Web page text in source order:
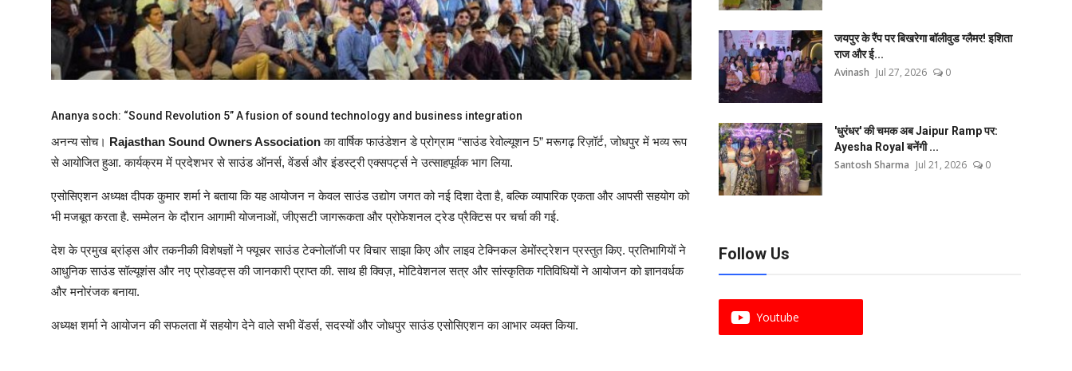
Hindi
Ananya soch: “Sound Revolution 5” A fusion of sound technology and business integration
अनन्य सोच। Rajasthan Sound Owners Associationका वार्षिक फाउंडेशन डे प्रोग्राम “साउंड रेवोल्यूशन 5” मरूगढ़ रिज़ॉर्ट, जोधपुर में भव्य रूप
से आयोजित हुआ. कार्यक्रम में प्रदेशभर से साउंड ऑनर्स, वेंडर्स और इंडस्ट्री एक्सपर्ट्स ने उत्साहपूर्वक भाग लिया.
एसोसिएशन अध्यक्ष दीपक कुमार शर्मा ने बताया कि यह आयोजन न केवल साउंड उद्योग जगत को नई दिशा देता है, बल्कि व्यापारिक एकता और आपसी सहयोग को
भी मजबूत करता है. सम्मेलन के दौरान आगामी योजनाओं, जीएसटी जागरूकता और प्रोफेशनल ट्रेड प्रैक्टिस पर चर्चा की गई.
देश के प्रमुख ब्रांड्स और तकनीकी विशेषज्ञों ने फ्यूचर साउंड टेक्नोलॉजी पर विचार साझा किए और लाइव टेक्निकल डेमोंस्ट्रेशन प्रस्तुत किए. प्रतिभागियों ने
आधुनिक साउंड सॉल्यूशंस और नए प्रोडक्ट्स की जानकारी प्राप्त की. साथ ही क्विज़, मोटिवेशनल सत्र और सांस्कृतिक गतिविधियों ने आयोजन को ज्ञानवर्धक
और मनोरंजक बनाया.
अध्यक्ष शर्मा ने आयोजन की सफलता में सहयोग देने वाले सभी वेंडर्स, सदस्यों और जोधपुर साउंड एसोसिएशन का आभार व्यक्त किया.
जयपुर के रैंप पर बिखरेगा बॉलीवुड ग्लैमर! इशिता
राज और ई...
Avinash Jul 27, 2026 0
'धुरंधर' की चमक अब Jaipur Ramp पर:
Ayesha Royal बनेंगी ...
Santosh Sharma Jul 21, 2026 0
Follow Us
Youtube